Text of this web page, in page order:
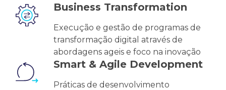
Business Transformation
Execução e gestão de programas de
transformação digital através de
abordagens ageis e foco na inovação
Smart & Agile Development
Práticas de desenvolvimento